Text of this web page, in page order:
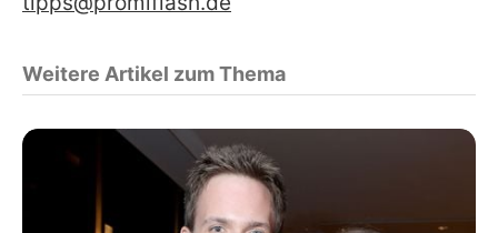
Weitere Artikel zum Thema